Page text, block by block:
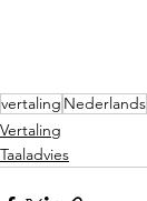
vertaling Nederlands
Vertaling
Taaladvies